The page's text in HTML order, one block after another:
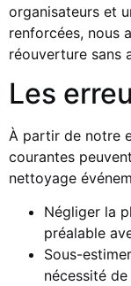
organisateurs et
renforcées, nous
réouverture sans
Les
À partir de notre
courantes
nettoyage
Négliger la
préalable
Sous-
nécessité